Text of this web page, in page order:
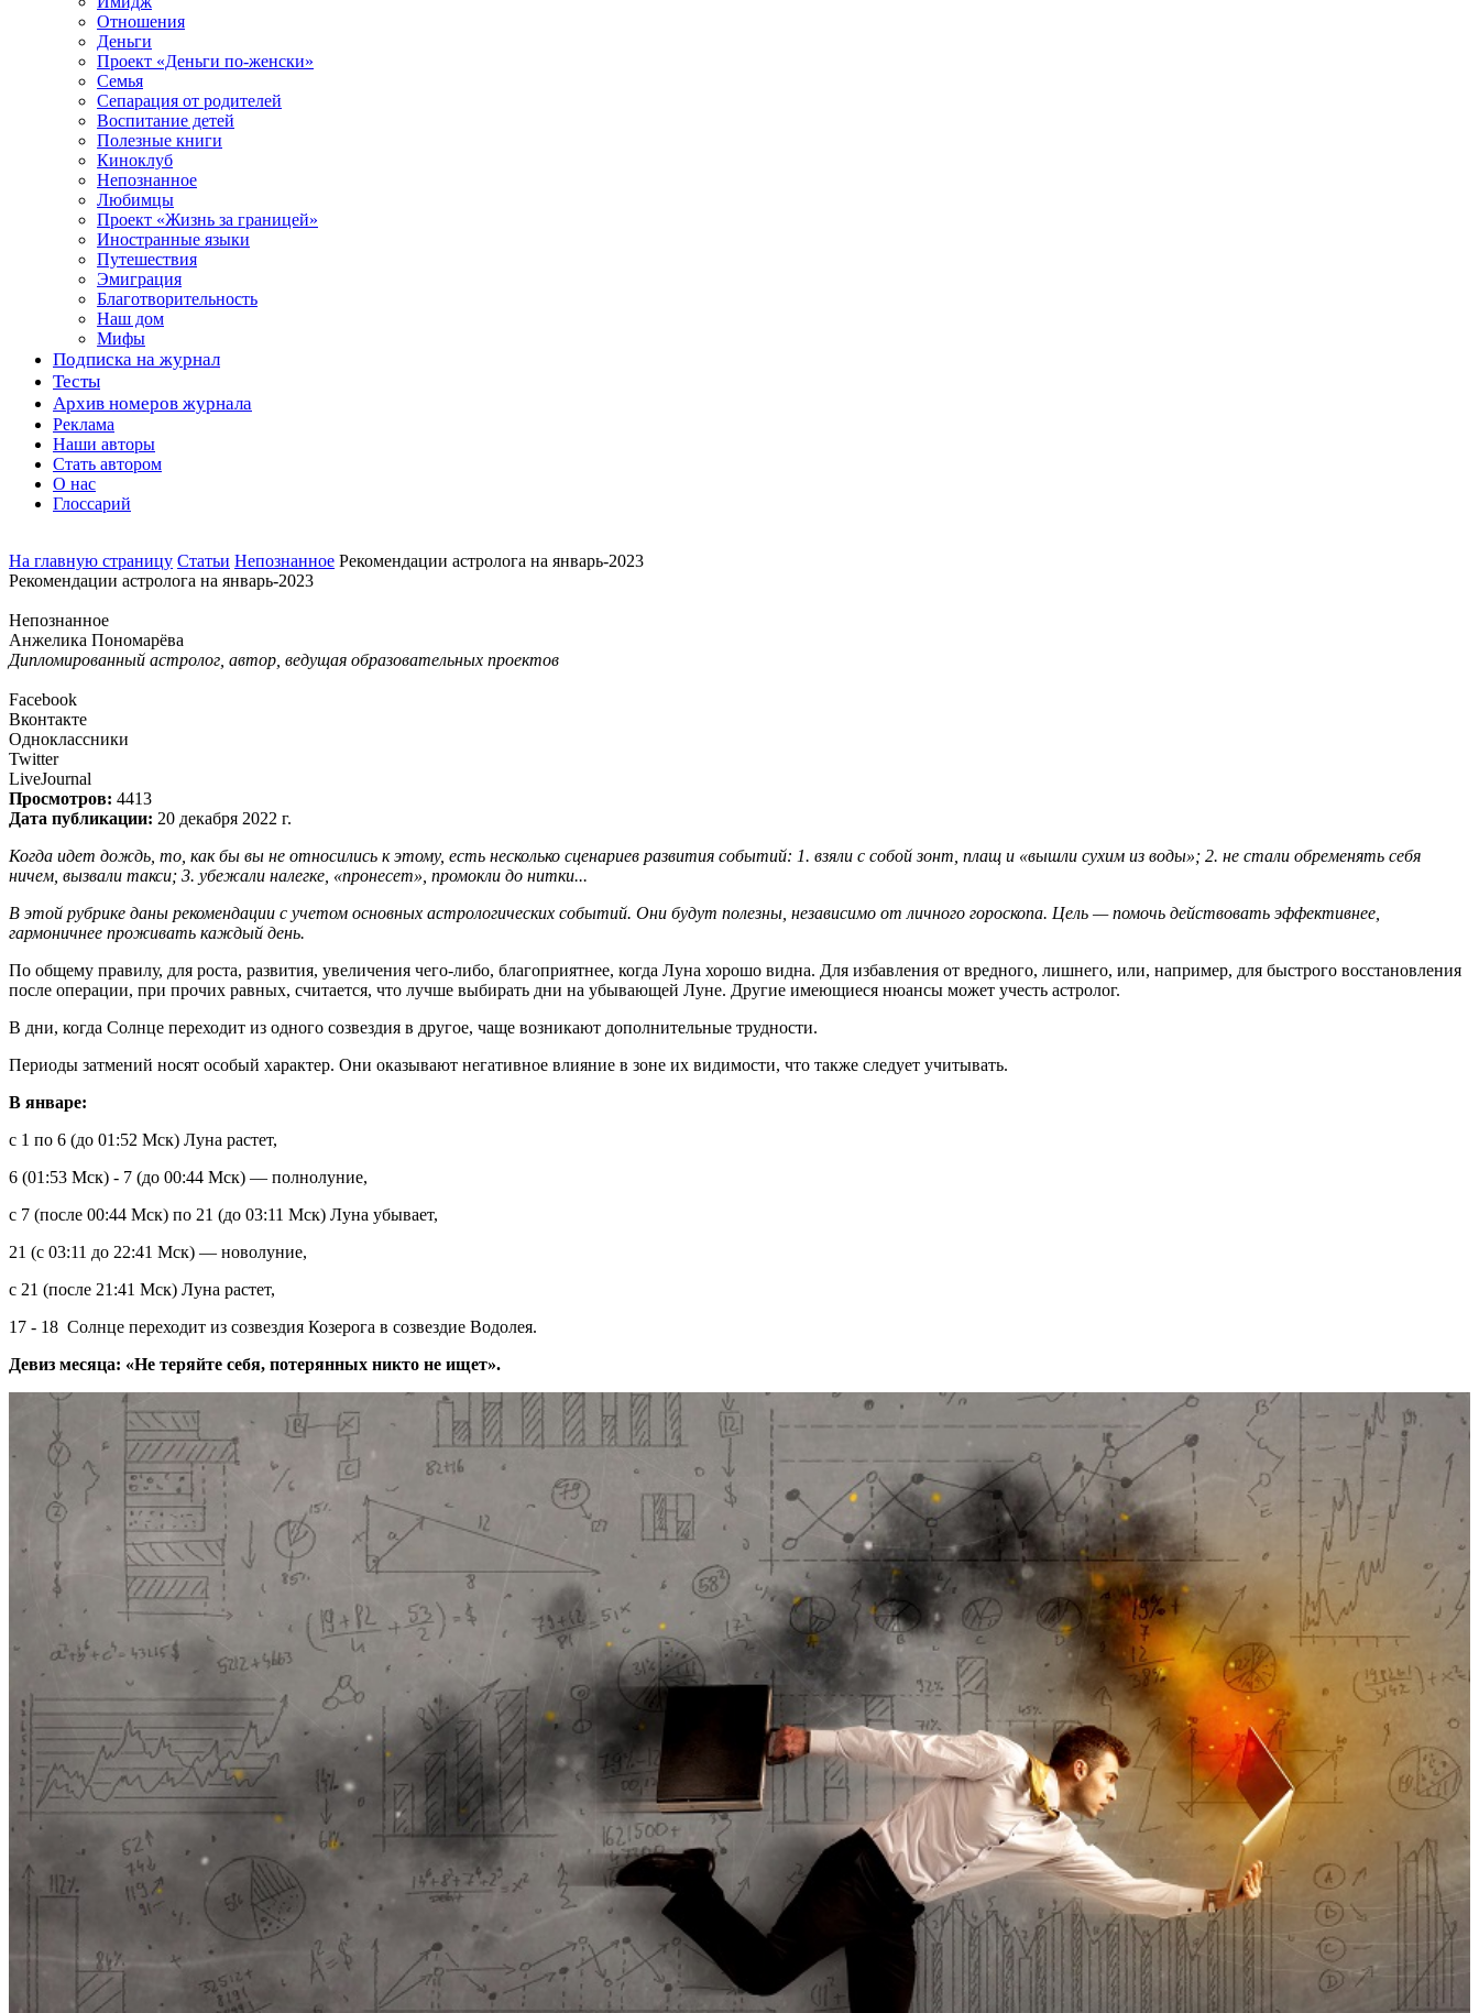
Отношения
Деньги
Проект «Деньги по-женски»
Семья
Сепарация от родителей
Воспитание детей
Полезные книги
Киноклуб
Непознанное
Любимцы
Проект «Жизнь за границей»
Иностранные языки
Путешествия
Эмиграция
Благотворительность
Наш дом
Мифы
Подписка на журнал
Тесты
Архив номеров журнала
Реклама
Наши авторы
Стать автором
О нас
Глоссарий
На главную страницу Статьи Непознанное Рекомендации астролога на январь-2023
Рекомендации астролога на январь-2023
Непознанное
Анжелика Пономарёва
Дипломированный астролог, автор, ведущая образовательных проектов
Facebook
Вконтакте
Одноклассники
Twitter
LiveJournal
Просмотров: 4413
Дата публикации: 20 декабря 2022 г.
Когда идет дождь, то, как бы вы не относились к этому, есть несколько сценариев развития событий: 1. взяли с собой зонт, плащ и «вышли сухим из воды»; 2. не стали обременять себя
ничем, вызвали такси; 3. убежали налегке, «пронесет», промокли до нитки...
В этой рубрике даны рекомендации с учетом основных астрологических событий. Они будут полезны, независимо от личного гороскопа. Цель — помочь действовать эффективнее,
гармоничнее проживать каждый день.
По общему правилу, для роста, развития, увеличения чего-либо, благоприятнее, когда Луна хорошо видна. Для избавления от вредного, лишнего, или, например, для быстрого восстановления
после операции, при прочих равных, считается, что лучше выбирать дни на убывающей Луне. Другие имеющиеся нюансы может учесть астролог.
В дни, когда Солнце переходит из одного созвездия в другое, чаще возникают дополнительные трудности.
Периоды затмений носят особый характер. Они оказывают негативное влияние в зоне их видимости, что также следует учитывать.
В январе:
c 1 по 6 (до 01:52 Мск) Луна растет,
6 (01:53 Мск) - 7 (до 00:44 Мск) — полнолуние,
с 7 (после 00:44 Мск) по 21 (до 03:11 Мск) Луна убывает,
21 (с 03:11 до 22:41 Мск) — новолуние,
с 21 (после 21:41 Мск) Луна растет,
17 - 18 Солнце переходит из созвездия Козерога в созвездие Водолея.
Девиз месяца: «Не теряйте себя, потерянных никто не ищет».